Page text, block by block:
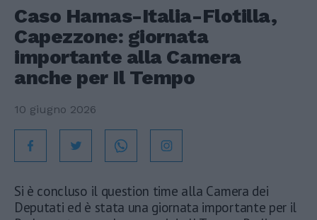
Caso Hamas-Italia-Flotilla,
Capezzone: giornata
importante alla Camera
anche per Il Tempo
10 giugno 2026
Si è concluso il question time alla Camera dei
Deputati ed è stata una giornata importante per il